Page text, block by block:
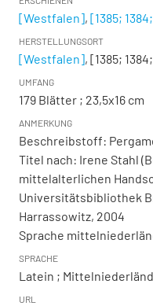
[Westfalen], [1385;
HERSTELLUNGSORT
[Westfalen], [1385;
UMFANG
179 Blätter ; 23,5x16 cm
ANMERKUNG
Beschreibstoff:
Titel nach: Irene Stahl
mittelalterlichen
Universitätsbibliothek
Harrassowitz, 2004
Sprache
SPRACHE
Latein ;
URL